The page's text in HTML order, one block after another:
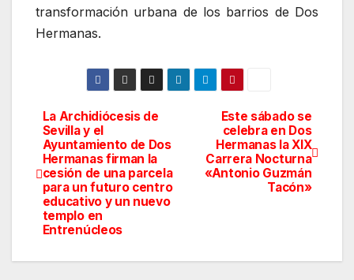
transformación urbana de los barrios de Dos
Hermanas.
Navegación
de
entradas
Este sábado se
celebra en Dos
Hermanas la XIX
Carrera Nocturna
«Antonio Guzmán
Tacón»
La Archidiócesis de
Sevilla y el
Ayuntamiento de Dos
Hermanas firman la
cesión de una parcela
para un futuro centro
educativo y un nuevo
templo en
Entrenúcleos